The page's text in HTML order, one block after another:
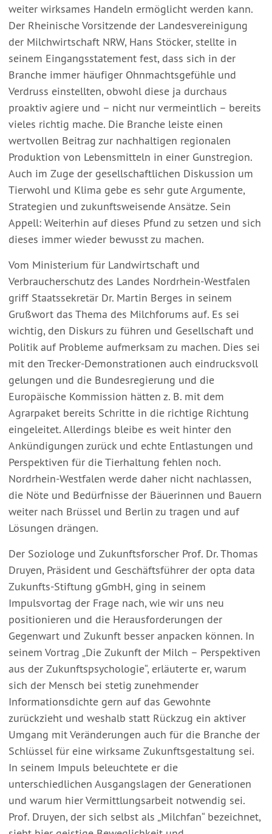
weiter wirksames Handeln ermöglicht werden kann.
Der Rheinische Vorsitzende der Landesvereinigung
der Milchwirtschaft NRW, Hans Stöcker, stellte in
seinem Eingangsstatement fest, dass sich in der
Branche immer häufiger Ohnmachtsgefühle und
Verdruss einstellten, obwohl diese ja durchaus
proaktiv agiere und – nicht nur vermeintlich – bereits
vieles richtig mache. Die Branche leiste einen
wertvollen Beitrag zur nachhaltigen regionalen
Produktion von Lebensmitteln in einer Gunstregion.
Auch im Zuge der gesellschaftlichen Diskussion um
Tierwohl und Klima gebe es sehr gute Argumente,
Strategien und zukunftsweisende Ansätze. Sein
Appell: Weiterhin auf dieses Pfund zu setzen und sich
dieses immer wieder bewusst zu machen.
Vom Ministerium für Landwirtschaft und
Verbraucherschutz des Landes Nordrhein-Westfalen
griff Staatssekretär Dr. Martin Berges in seinem
Grußwort das Thema des Milchforums auf. Es sei
wichtig, den Diskurs zu führen und Gesellschaft und
Politik auf Probleme aufmerksam zu machen. Dies sei
mit den Trecker-Demonstrationen auch eindrucksvoll
gelungen und die Bundesregierung und die
Europäische Kommission hätten z. B. mit dem
Agrarpaket bereits Schritte in die richtige Richtung
eingeleitet. Allerdings bleibe es weit hinter den
Ankündigungen zurück und echte Entlastungen und
Perspektiven für die Tierhaltung fehlen noch.
Nordrhein-Westfalen werde daher nicht nachlassen,
die Nöte und Bedürfnisse der Bäuerinnen und Bauern
weiter nach Brüssel und Berlin zu tragen und auf
Lösungen drängen.
Der Soziologe und Zukunftsforscher Prof. Dr. Thomas
Druyen, Präsident und Geschäftsführer der opta data
Zukunfts-Stiftung gGmbH, ging in seinem
Impulsvortag der Frage nach, wie wir uns neu
positionieren und die Herausforderungen der
Gegenwart und Zukunft besser anpacken können. In
seinem Vortrag „Die Zukunft der Milch – Perspektiven
aus der Zukunftspsychologie“, erläuterte er, warum
sich der Mensch bei stetig zunehmender
Informationsdichte gern auf das Gewohnte
zurückzieht und weshalb statt Rückzug ein aktiver
Umgang mit Veränderungen auch für die Branche der
Schlüssel für eine wirksame Zukunftsgestaltung sei.
In seinem Impuls beleuchtete er die
unterschiedlichen Ausgangslagen der Generationen
und warum hier Vermittlungsarbeit notwendig sei.
Prof. Druyen, der sich selbst als „Milchfan“ bezeichnet,